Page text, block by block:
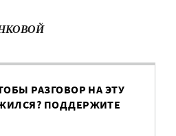
РАЗГОВОР НА ЭТУ
ПОДДЕРЖИТЕ